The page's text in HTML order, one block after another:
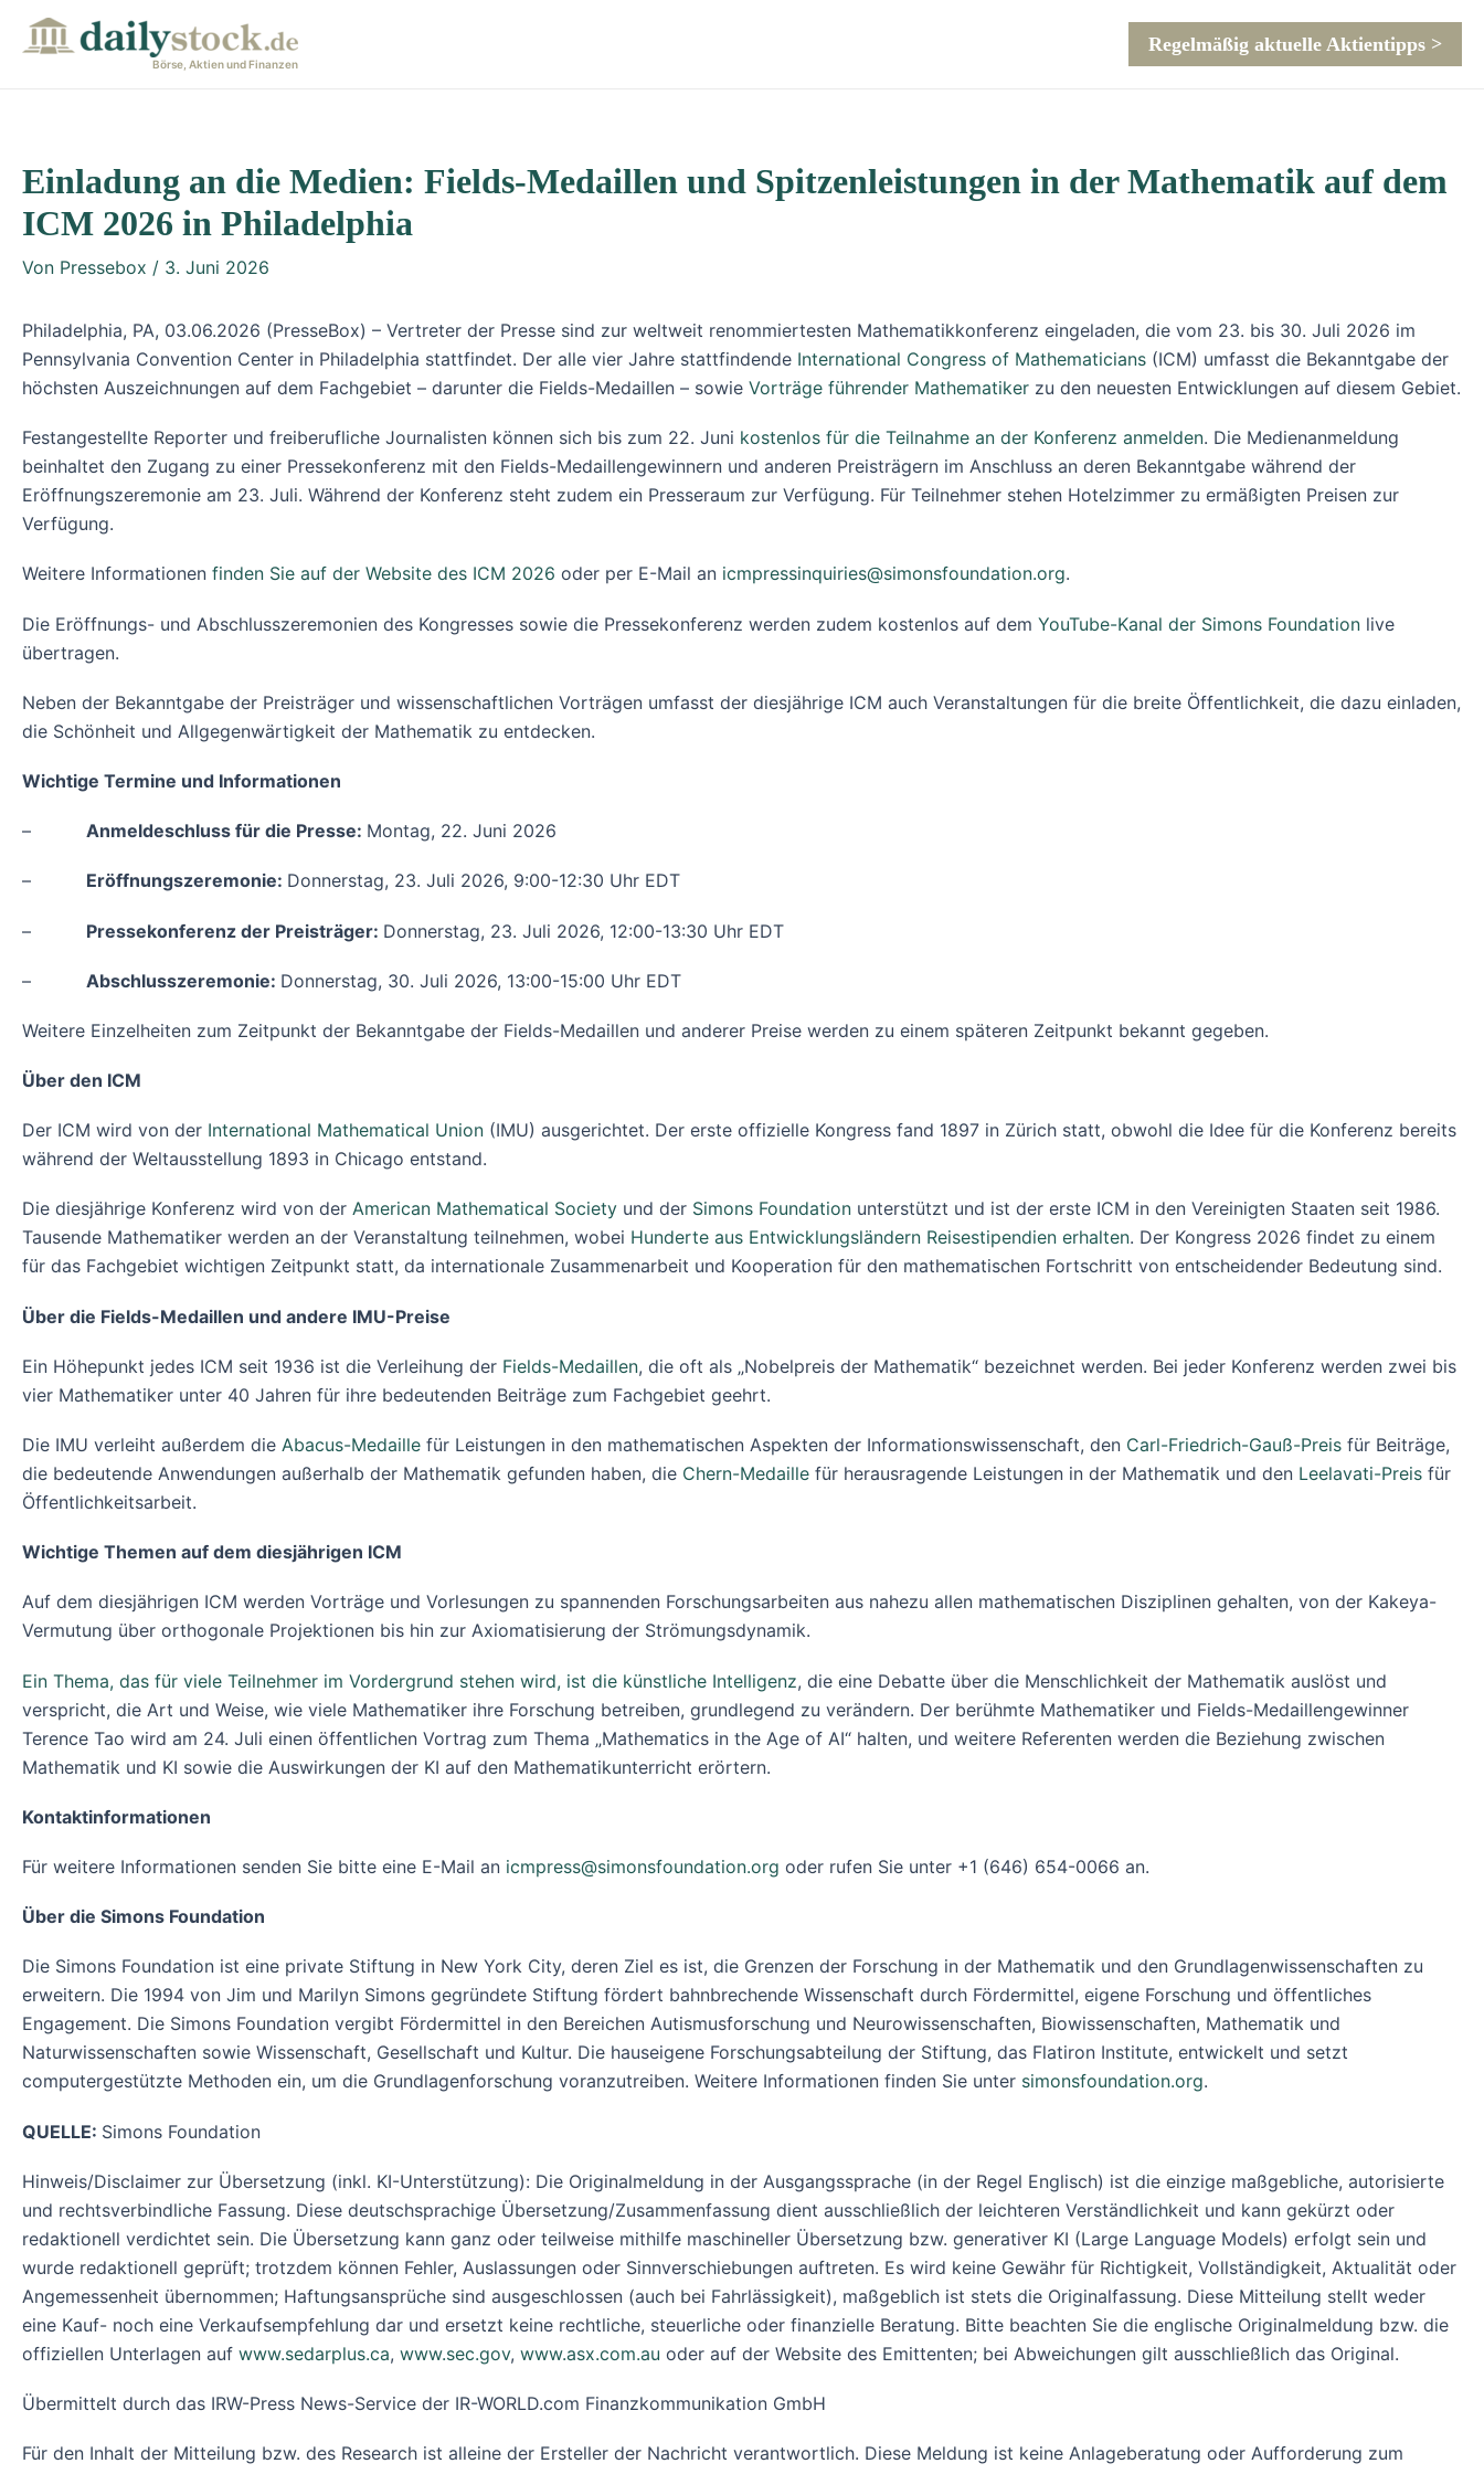
Inhalt
Börse, Aktien und Finanzen
Regelmäßig aktuelle Aktientipps >
Einladung an die Medien: Fields-Medaillen und Spitzenleistungen in der Mathematik auf dem
ICM 2026 in Philadelphia
Von Pressebox / 3. Juni 2026
Philadelphia, PA, 03.06.2026 (PresseBox) – Vertreter der Presse sind zur weltweit renommiertesten Mathematikkonferenz eingeladen, die vom 23. bis 30. Juli 2026 im
Pennsylvania Convention Center in Philadelphia stattfindet. Der alle vier Jahre stattfindende International Congress of Mathematicians (ICM) umfasst die Bekanntgabe der
höchsten Auszeichnungen auf dem Fachgebiet – darunter die Fields-Medaillen – sowie Vorträge führender Mathematiker zu den neuesten Entwicklungen auf diesem Gebiet.
Festangestellte Reporter und freiberufliche Journalisten können sich bis zum 22. Juni kostenlos für die Teilnahme an der Konferenz anmelden. Die Medienanmeldung
beinhaltet den Zugang zu einer Pressekonferenz mit den Fields-Medaillengewinnern und anderen Preisträgern im Anschluss an deren Bekanntgabe während der
Eröffnungszeremonie am 23. Juli. Während der Konferenz steht zudem ein Presseraum zur Verfügung. Für Teilnehmer stehen Hotelzimmer zu ermäßigten Preisen zur
Verfügung.
Weitere Informationen finden Sie auf der Website des ICM 2026 oder per E-Mail an icmpressinquiries@simonsfoundation.org.
Die Eröffnungs- und Abschlusszeremonien des Kongresses sowie die Pressekonferenz werden zudem kostenlos auf dem YouTube-Kanal der Simons Foundation live
übertragen.
Neben der Bekanntgabe der Preisträger und wissenschaftlichen Vorträgen umfasst der diesjährige ICM auch Veranstaltungen für die breite Öffentlichkeit, die dazu einladen,
die Schönheit und Allgegenwärtigkeit der Mathematik zu entdecken.
Wichtige Termine und Informationen
– Anmeldeschluss für die Presse: Montag, 22. Juni 2026
– Eröffnungszeremonie: Donnerstag, 23. Juli 2026, 9:00-12:30 Uhr EDT
– Pressekonferenz der Preisträger: Donnerstag, 23. Juli 2026, 12:00-13:30 Uhr EDT
– Abschlusszeremonie: Donnerstag, 30. Juli 2026, 13:00-15:00 Uhr EDT
Weitere Einzelheiten zum Zeitpunkt der Bekanntgabe der Fields-Medaillen und anderer Preise werden zu einem späteren Zeitpunkt bekannt gegeben.
Über den ICM
Der ICM wird von der International Mathematical Union (IMU) ausgerichtet. Der erste offizielle Kongress fand 1897 in Zürich statt, obwohl die Idee für die Konferenz bereits
während der Weltausstellung 1893 in Chicago entstand.
Die diesjährige Konferenz wird von der American Mathematical Society und der Simons Foundation unterstützt und ist der erste ICM in den Vereinigten Staaten seit 1986.
Tausende Mathematiker werden an der Veranstaltung teilnehmen, wobei Hunderte aus Entwicklungsländern Reisestipendien erhalten. Der Kongress 2026 findet zu einem
für das Fachgebiet wichtigen Zeitpunkt statt, da internationale Zusammenarbeit und Kooperation für den mathematischen Fortschritt von entscheidender Bedeutung sind.
Über die Fields-Medaillen und andere IMU-Preise
Ein Höhepunkt jedes ICM seit 1936 ist die Verleihung der Fields-Medaillen, die oft als „Nobelpreis der Mathematik“ bezeichnet werden. Bei jeder Konferenz werden zwei bis
vier Mathematiker unter 40 Jahren für ihre bedeutenden Beiträge zum Fachgebiet geehrt.
Die IMU verleiht außerdem die Abacus-Medaille für Leistungen in den mathematischen Aspekten der Informationswissenschaft, den Carl-Friedrich-Gauß-Preis für Beiträge,
die bedeutende Anwendungen außerhalb der Mathematik gefunden haben, die Chern-Medaille für herausragende Leistungen in der Mathematik und den Leelavati-Preis für
Öffentlichkeitsarbeit.
Wichtige Themen auf dem diesjährigen ICM
Auf dem diesjährigen ICM werden Vorträge und Vorlesungen zu spannenden Forschungsarbeiten aus nahezu allen mathematischen Disziplinen gehalten, von der Kakeya-
Vermutung über orthogonale Projektionen bis hin zur Axiomatisierung der Strömungsdynamik.
Ein Thema, das für viele Teilnehmer im Vordergrund stehen wird, ist die künstliche Intelligenz, die eine Debatte über die Menschlichkeit der Mathematik auslöst und
verspricht, die Art und Weise, wie viele Mathematiker ihre Forschung betreiben, grundlegend zu verändern. Der berühmte Mathematiker und Fields-Medaillengewinner
Terence Tao wird am 24. Juli einen öffentlichen Vortrag zum Thema „Mathematics in the Age of AI“ halten, und weitere Referenten werden die Beziehung zwischen
Mathematik und KI sowie die Auswirkungen der KI auf den Mathematikunterricht erörtern.
Kontaktinformationen
Für weitere Informationen senden Sie bitte eine E-Mail an icmpress@simonsfoundation.org oder rufen Sie unter +1 (646) 654-0066 an.
Über die Simons Foundation
Die Simons Foundation ist eine private Stiftung in New York City, deren Ziel es ist, die Grenzen der Forschung in der Mathematik und den Grundlagenwissenschaften zu
erweitern. Die 1994 von Jim und Marilyn Simons gegründete Stiftung fördert bahnbrechende Wissenschaft durch Fördermittel, eigene Forschung und öffentliches
Engagement. Die Simons Foundation vergibt Fördermittel in den Bereichen Autismusforschung und Neurowissenschaften, Biowissenschaften, Mathematik und
Naturwissenschaften sowie Wissenschaft, Gesellschaft und Kultur. Die hauseigene Forschungsabteilung der Stiftung, das Flatiron Institute, entwickelt und setzt
computergestützte Methoden ein, um die Grundlagenforschung voranzutreiben. Weitere Informationen finden Sie unter simonsfoundation.org.
QUELLE: Simons Foundation
Hinweis/Disclaimer zur Übersetzung (inkl. KI-Unterstützung): Die Originalmeldung in der Ausgangssprache (in der Regel Englisch) ist die einzige maßgebliche, autorisierte
und rechtsverbindliche Fassung. Diese deutschsprachige Übersetzung/Zusammenfassung dient ausschließlich der leichteren Verständlichkeit und kann gekürzt oder
redaktionell verdichtet sein. Die Übersetzung kann ganz oder teilweise mithilfe maschineller Übersetzung bzw. generativer KI (Large Language Models) erfolgt sein und
wurde redaktionell geprüft; trotzdem können Fehler, Auslassungen oder Sinnverschiebungen auftreten. Es wird keine Gewähr für Richtigkeit, Vollständigkeit, Aktualität oder
Angemessenheit übernommen; Haftungsansprüche sind ausgeschlossen (auch bei Fahrlässigkeit), maßgeblich ist stets die Originalfassung. Diese Mitteilung stellt weder
eine Kauf- noch eine Verkaufsempfehlung dar und ersetzt keine rechtliche, steuerliche oder finanzielle Beratung. Bitte beachten Sie die englische Originalmeldung bzw. die
offiziellen Unterlagen auf www.sedarplus.ca, www.sec.gov, www.asx.com.au oder auf der Website des Emittenten; bei Abweichungen gilt ausschließlich das Original.
Übermittelt durch das IRW-Press News-Service der IR-WORLD.com Finanzkommunikation GmbH
Für den Inhalt der Mitteilung bzw. des Research ist alleine der Ersteller der Nachricht verantwortlich. Diese Meldung ist keine Anlageberatung oder Aufforderung zum
navigation